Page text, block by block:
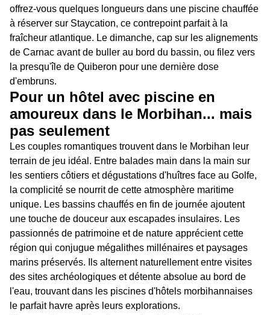
offrez-vous quelques longueurs dans une piscine chauffée
à réserver sur Staycation, ce contrepoint parfait à la
fraîcheur atlantique. Le dimanche, cap sur les alignements
de Carnac avant de buller au bord du bassin, ou filez vers
la presqu'île de Quiberon pour une dernière dose
d'embruns.
Pour un hôtel avec piscine en
amoureux dans le Morbihan... mais
pas seulement
Les couples romantiques trouvent dans le Morbihan leur
terrain de jeu idéal. Entre balades main dans la main sur
les sentiers côtiers et dégustations d'huîtres face au Golfe,
la complicité se nourrit de cette atmosphère maritime
unique. Les bassins chauffés en fin de journée ajoutent
une touche de douceur aux escapades insulaires. Les
passionnés de patrimoine et de nature apprécient cette
région qui conjugue mégalithes millénaires et paysages
marins préservés. Ils alternent naturellement entre visites
des sites archéologiques et détente absolue au bord de
l'eau, trouvant dans les piscines d'hôtels morbihannaises
le parfait havre après leurs explorations.